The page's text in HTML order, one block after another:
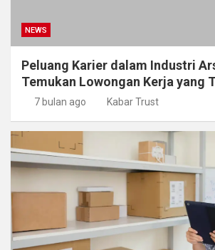
NEWS
Peluang Karier dalam Industri
Temukan Lowongan Kerja yang
7 bulan ago Kabar Trust